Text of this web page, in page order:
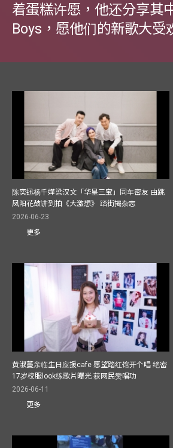
着蛋糕许愿，他还分享其
Boys，愿他们的新歌大
陈奕迅杨千嬅梁汉文「华星三宝」同车密友 由跳
凤阳花鼓讲到拍《大激想》 踎街揭杂志
2026-06-23
更多
黄淑蔓亲临生日应援cafe 愿望踏红馆开个唱 绝密
17岁校服look练歌片曝光 获网民赞唱功
2026-06-11
更多